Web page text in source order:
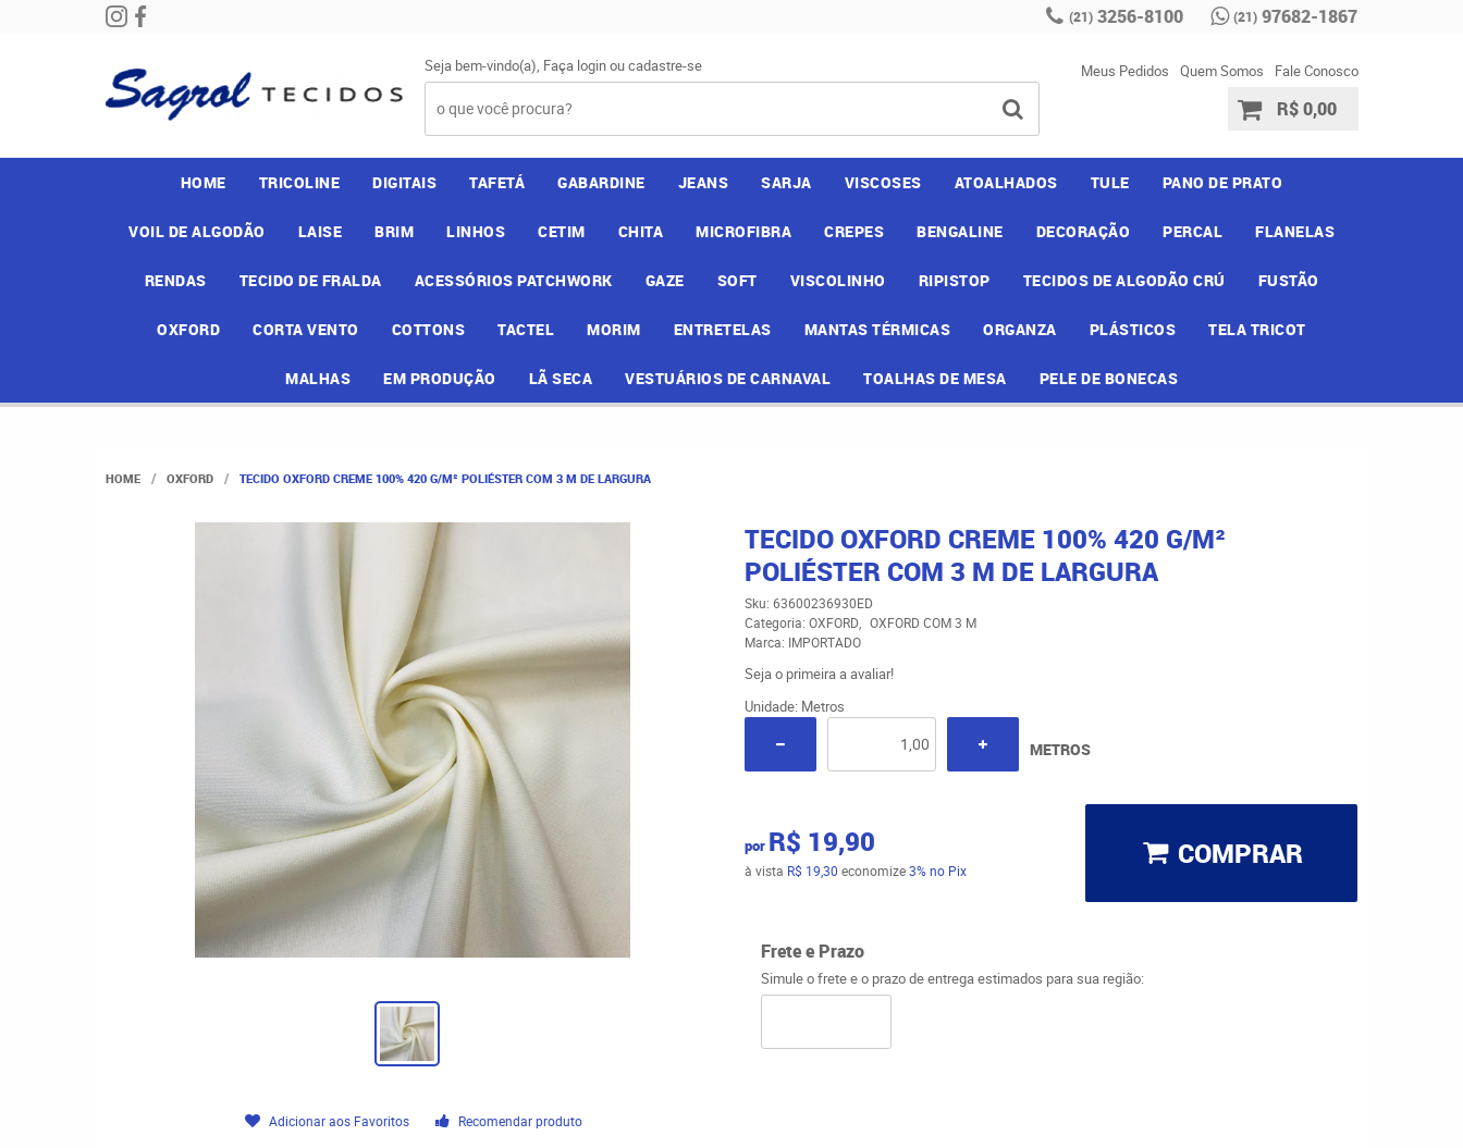
(21) 3256-8100 (21) 97682-1867
Seja bem-vindo(a), Faça loginoucadastre-se Meus Pedidos Quem Somos Fale Conosco
R$ 0,00
HOME TRICOLINE DIGITAIS TAFETÁ GABARDINE JEANS SARJA VISCOSES ATOALHADOS TULE PANO DE PRATO
VOIL DE ALGODÃO LAISE BRIM LINHOS CETIM CHITA MICROFIBRA CREPES BENGALINE DECORAÇÃO PERCAL FLANELAS
RENDAS TECIDO DE FRALDA ACESSÓRIOS PATCHWORK GAZE SOFT VISCOLINHO RIPISTOP TECIDOS DE ALGODÃO CRÚ FUSTÃO
OXFORD CORTA VENTO COTTONS TACTEL MORIM ENTRETELAS MANTAS TÉRMICAS ORGANZA PLÁSTICOS TELA TRICOT
MALHAS EM PRODUÇÃO LÃ SECA VESTUÁRIOS DE CARNAVAL TOALHAS DE MESA PELE DE BONECAS
HOME OXFORD TECIDO OXFORD CREME 100% 420 G/M² POLIÉSTER COM 3 M DE LARGURA
Adicionar aos Favoritos Recomendar produto
TECIDO OXFORD CREME 100% 420 G/M²
POLIÉSTER COM 3 M DE LARGURA
Sku: 63600236930ED
Categoria: OXFORD
OXFORD COM 3 M
Marca: IMPORTADO
Seja o primeira a avaliar!
Unidade: Metros
METROS
por R$ 19,90
à vista R$ 19,30 economize3% no Pix COMPRAR
Frete e Prazo
Simule o frete e o prazo de entrega estimados para sua região: